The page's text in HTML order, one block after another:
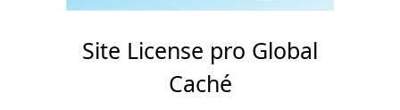
Site License pro Global
Caché